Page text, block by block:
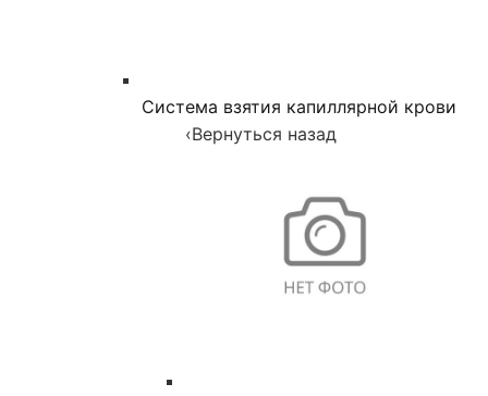
Система взятия капиллярной крови
‹Вернуться назад